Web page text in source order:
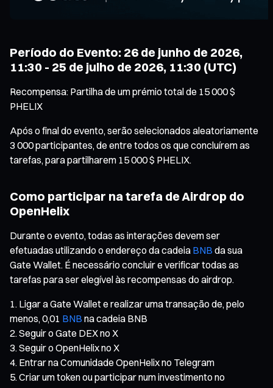
Período do Evento: 26 de junho de 2026,
11:30 - 25 de julho de 2026, 11:30 (UTC)
Recompensa: Partilha de um prémio total de 15 000 $
PHELIX
Após o final do evento, serão selecionados aleatoriamente
3 000 participantes, de entre todos os que concluírem as
tarefas, para partilharem 15 000 $ PHELIX.
Como participar na tarefa de Airdrop do
OpenHelix
Durante o evento, todas as interações devem ser
efetuadas utilizando o endereço da cadeia BNB da sua
Gate Wallet. É necessário concluir e verificar todas as
tarefas para ser elegível às recompensas do airdrop.
Ligar a Gate Wallet e realizar uma transação de, pelo
menos, 0,01 BNB na cadeia BNB
Seguir o Gate DEX no X
Seguir o OpenHelix no X
Entrar na Comunidade OpenHelix no Telegram
Criar um token ou participar num investimento no